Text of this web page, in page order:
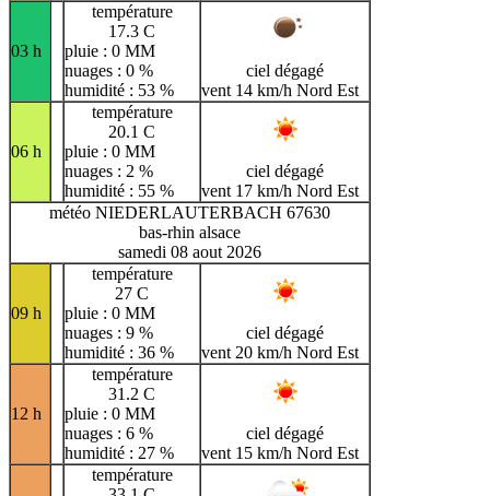
03 h
température
17.3 C
pluie : 0 MM
nuages : 0 %
humidité : 53 %
ciel dégagé
vent 14 km/h Nord Est
06 h
température
20.1 C
pluie : 0 MM
nuages : 2 %
humidité : 55 %
ciel dégagé
vent 17 km/h Nord Est
météo NIEDERLAUTERBACH 67630
bas-rhin alsace
samedi 08 aout 2026
09 h
température
27 C
pluie : 0 MM
nuages : 9 %
humidité : 36 %
ciel dégagé
vent 20 km/h Nord Est
12 h
température
31.2 C
pluie : 0 MM
nuages : 6 %
humidité : 27 %
ciel dégagé
vent 15 km/h Nord Est
température